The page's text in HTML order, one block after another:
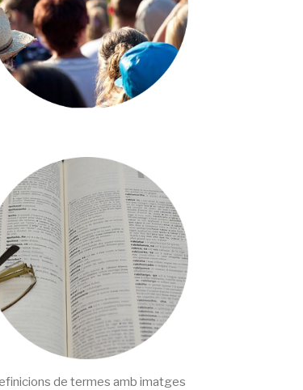
de termes amb imatges